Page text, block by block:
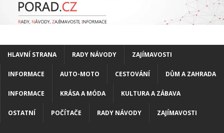
HLAVNÍ STRANA RADY NÁVODY ZAJÍMAVOSTI
INFORMACE AUTO-MOTO CESTOVÁNÍ DŮM A ZAHRADA
INFORMACE KRÁSA A MÓDA KULTURA A ZÁBAVA
OSTATNÍ POČÍTAČE RADY NÁVODY ZAJÍMAVOSTI